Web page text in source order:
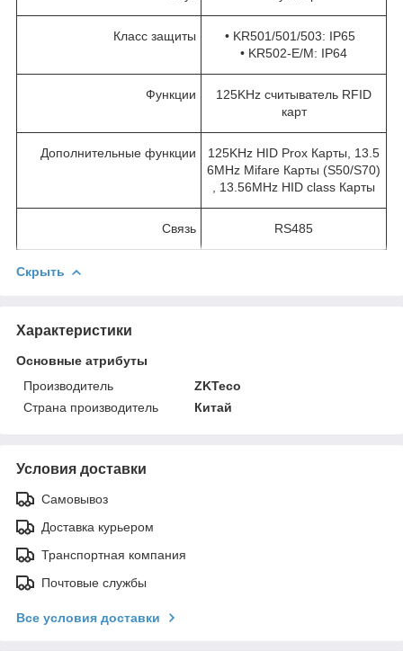
Класс защиты
• KR501/501/503: IP65
• KR502-E/M: IP64
Функции
125KHz считыватель RFID
карт
Дополнительные функции
125KHz HID Prox Карты, 13.5
6MHz Mifare Карты (S50/S70)
, 13.56MHz HID class Карты
Связь RS485
Скрыть
Характеристики
Основные атрибуты
Производитель
ZKTeco
Страна производитель
Китай
Условия доставки
Самовывоз
Доставка курьером
Транспортная компания
Почтовые службы
Все условия доставки